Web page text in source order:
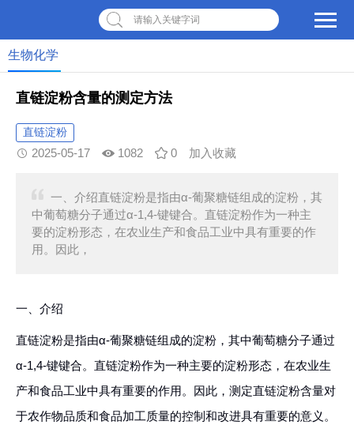
请输入关键字词
生物化学
直链淀粉含量的测定方法
直链淀粉
2025-05-17 1082 0 加入收藏
一、介绍直链淀粉是指由α-葡聚糖链组成的淀粉，其
中葡萄糖分子通过α-1,4-键键合。直链淀粉作为一种主
要的淀粉形态，在农业生产和食品工业中具有重要的作
用。因此，
一、介绍
直链淀粉是指由α-葡聚糖链组成的淀粉，其中葡萄糖分子通过
α-1,4-键键合。直链淀粉作为一种主要的淀粉形态，在农业生
产和食品工业中具有重要的作用。因此，测定直链淀粉含量对
于农作物品质和食品加工质量的控制和改进具有重要的意义。